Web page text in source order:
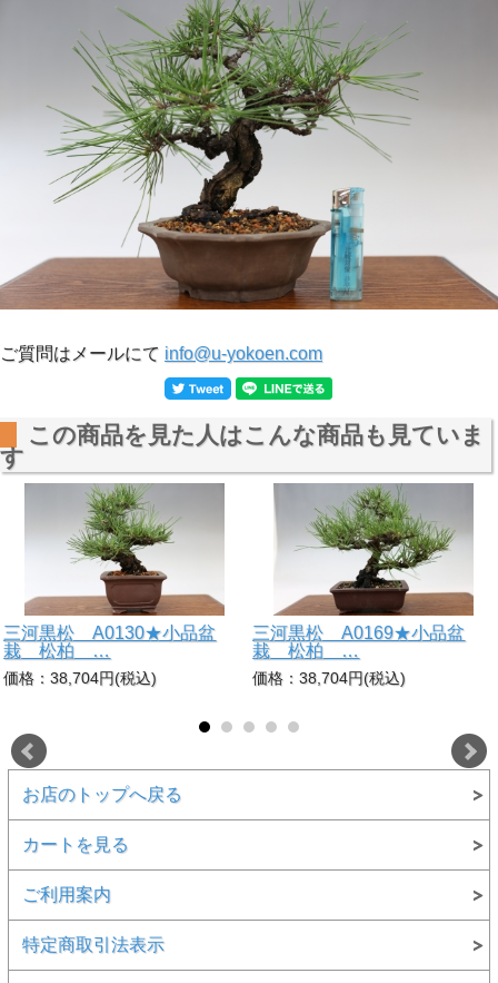
ご質問はメールにて info@u-yokoen.com
この商品を見た人はこんな商品も見ていま
す
三河黒松 A0130★小品盆
栽 松柏 …
価格：38,704円(税込)
三河黒松 A0169★小品盆
栽 松柏 …
価格：38,704円(税込)
お店のトップへ戻る
カートを見る
ご利用案内
特定商取引法表示